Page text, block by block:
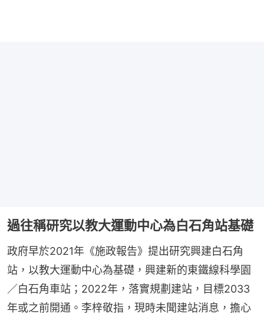
過往稱研究以教大運動中心為白石角站基礎
政府早於2021年《施政報告》提出研究興建白石角
站，以教大運動中心為基礎，興建新的東鐵線科學園
／白石角車站；2022年，落實規劃建站，目標2033
年或之前開通。李梓敬指，現時未聞建站消息，擔心